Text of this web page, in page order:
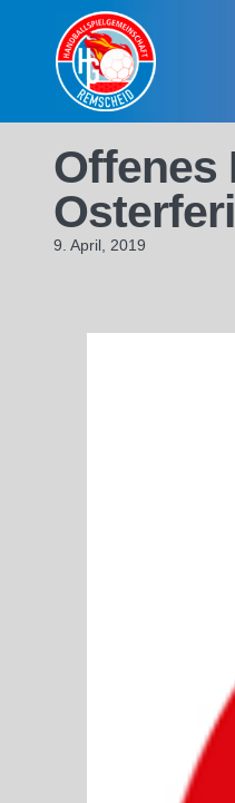
content
Offenes
9. April, 2019